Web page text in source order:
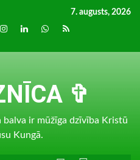
7. augusts, 2026
Instagram
LinkedInwhatsapp
RSS
✞
balva ir mūžīga dzīvība Kristū
Kungā.